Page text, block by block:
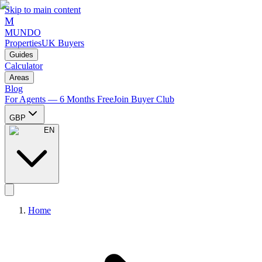
Skip to main content
M
MUNDO
PropertiesUK Buyers
Guides
Calculator
Areas
Blog
For Agents — 6 Months FreeJoin Buyer Club
GBP
EN
Home